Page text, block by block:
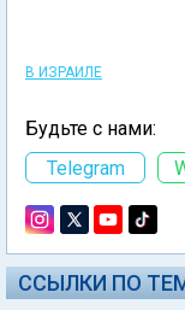
В ИЗРАИЛЕ
Будьте с нами:
Telegram
ССЫЛКИ ПО